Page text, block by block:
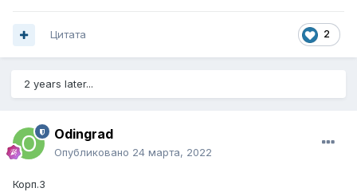
2
Цитата
2 years later...
Odingrad
Опубликовано 24 марта, 2022
Корп.3